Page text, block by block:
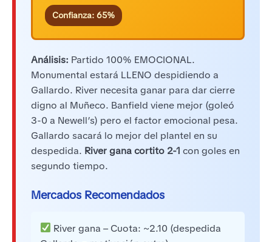
Confianza: 65%
Análisis: Partido 100% EMOCIONAL.
Monumental estará LLENO despidiendo a
Gallardo. River necesita ganar para dar cierre
digno al Muñeco. Banfield viene mejor (goleó
3-0 a Newell’s) pero el factor emocional pesa.
Gallardo sacará lo mejor del plantel en su
despedida. River gana cortito 2-1 con goles en
segundo tiempo.
Mercados Recomendados
River gana – Cuota: ~2.10 (despedida